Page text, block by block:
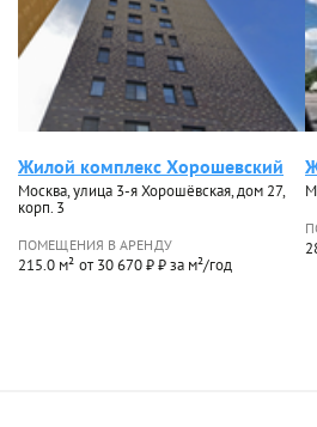
Жилой комплекс Хорошевский
Москва, улица 3-я Хорошёвская, дом 27,
корп. 3
ПОМЕЩЕНИЯ В АРЕНДУ
215.0 м² от 30 670 ₽ ₽ за м²/год